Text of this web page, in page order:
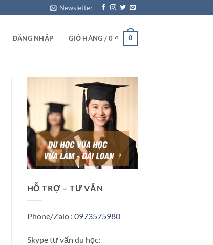
Newsletter
ĐĂNG NHẬP GIỎ HÀNG /0 ₫ 0
HỖ TRỢ – TƯ VẤN
Phone/Zalo : 0973575980
Skype tư vấn du học: